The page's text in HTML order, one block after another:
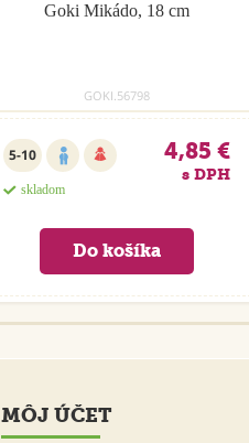
Goki Mikádo, 18 cm
GOKI.56798
5-10
skladom
4,85 €
s DPH
MÔJ ÚČET